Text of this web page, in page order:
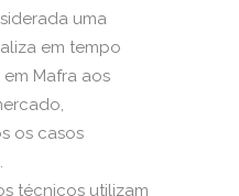
uma
em tempo
Mafra aos
os casos
técnicos utilizam